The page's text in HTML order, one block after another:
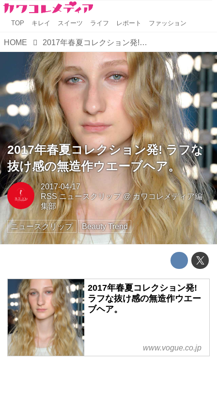
TOP キレイ スイーツ ライフ レポート ファッション
HOME 2017年春夏コレクション発! ラフな抜け感の無造作ウエーブヘア。
2017年春夏コレクション発! ラフな
抜け感の無造作ウエーブヘア。
2017-04-17
RSS ニュースクリップ@カワコレメディア編
集部
ニュースクリップ Beauty Trend
2017年春夏コレクション発!
ラフな抜け感の無造作ウエー
ブヘア。
www.vogue.co.jp